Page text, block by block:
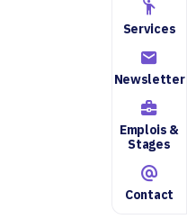
Services
Newsletter
Emplois &
Stages
Contact